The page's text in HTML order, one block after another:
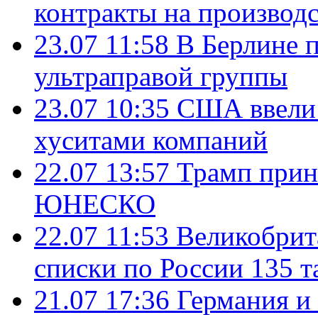
контракты на
23.07 11:58 В Берлине
ультраправой группы
23.07 10:35 США ввели
хуситами компаний
22.07 13:57 Трамп
ЮНЕСКО
22.07 11:53
списки по России 135
21.07 17:36 Германия